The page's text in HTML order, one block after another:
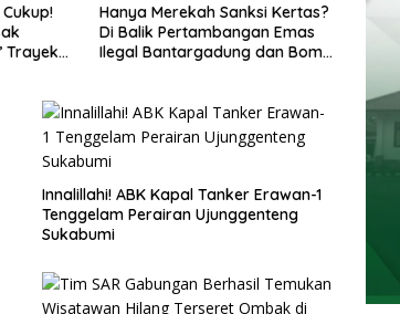
Hanya Merekah Sanksi Kertas?
Di Balik Pertambangan Emas
Ilegal Bantargadung dan Bom
Penataan Trayek
Semrawut: Angkot
Dishub Jabar dan
Innalillahi! ABK Kapal Tanker Erawan-1
Tenggelam Perairan Ujunggenteng
Sukabumi